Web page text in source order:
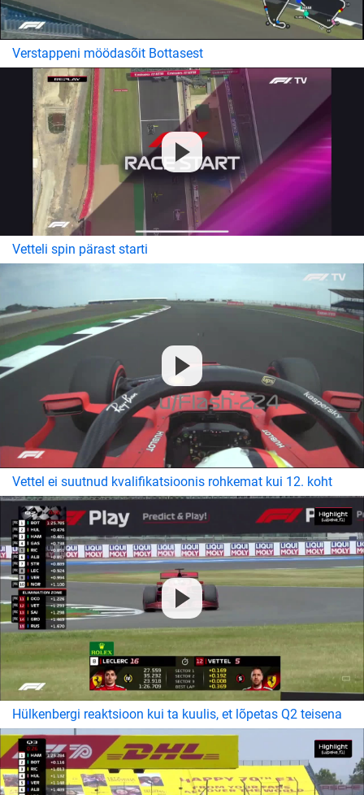
Verstappeni möödasõit Bottasest
Vetteli spin pärast starti
Vettel ei suutnud kvalifikatsioonis rohkemat kui 12. koht
Hülkenbergi reaktsioon kui ta kuulis, et lõpetas Q2 teisena